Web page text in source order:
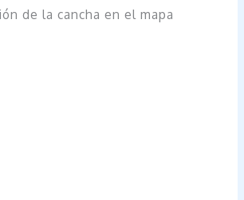
de la cancha en el mapa